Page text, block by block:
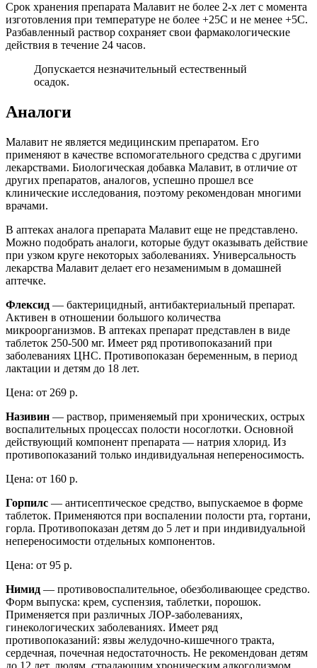
Срок хранения препарата Малавит не более 2-х лет с момента
изготовления при температуре не более +25С и не менее +5С.
Разбавленный раствор сохраняет свои фармакологические
действия в течение 24 часов.
Допускается незначительный естественный
осадок.
Аналоги
Малавит не является медицинским препаратом. Его
применяют в качестве вспомогательного средства с другими
лекарствами. Биологическая добавка Малавит, в отличие от
других препаратов, аналогов, успешно прошел все
клинические исследования, поэтому рекомендован многими
врачами.
В аптеках аналога препарата Малавит еще не представлено.
Можно подобрать аналоги, которые будут оказывать действие
при узком круге некоторых заболеваниях. Универсальность
лекарства Малавит делает его незаменимым в домашней
аптечке.
Флексид — бактерицидный, антибактериальный препарат.
Активен в отношении большого количества
микроорганизмов. В аптеках препарат представлен в виде
таблеток 250-500 мг. Имеет ряд противопоказаний при
заболеваниях ЦНС. Противопоказан беременным, в период
лактации и детям до 18 лет.
Цена: от 269 р.
Називин — раствор, применяемый при хронических, острых
воспалительных процессах полости носоглотки. Основной
действующий компонент препарата — натрия хлорид. Из
противопоказаний только индивидуальная непереносимость.
Цена: от 160 р.
Горпилс — антисептическое средство, выпускаемое в форме
таблеток. Применяются при воспалении полости рта, гортани,
горла. Противопоказан детям до 5 лет и при индивидуальной
непереносимости отдельных компонентов.
Цена: от 95 р.
Нимид — противовоспалительное, обезболивающее средство.
Форм выпуска: крем, суспензия, таблетки, порошок.
Применяется при различных ЛОР-заболеваниях,
гинекологических заболеваниях. Имеет ряд
противопоказаний: язвы желудочно-кишечного тракта,
сердечная, почечная недостаточность. Не рекомендован детям